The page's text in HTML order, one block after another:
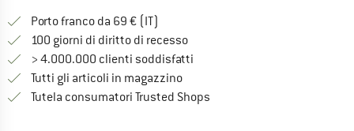
Porto franco da 69 € (IT)
100 giorni di diritto di recessoVai alla politica di recesso qui
> 4.000.000 clienti soddisfatti
Tutti gli articoli in magazzino
Tutela consumatori Trusted Shops